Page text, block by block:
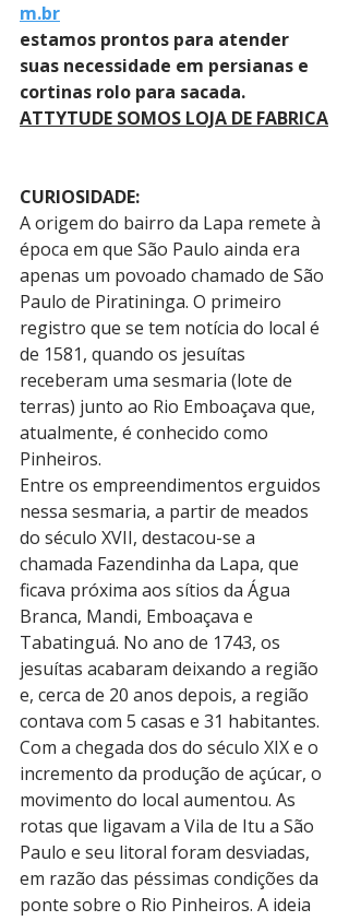
m.br
estamos prontos para atender
suas necessidade em persianas e
cortinas rolo para sacada.
ATTYTUDE SOMOS LOJA DE FABRICA
CURIOSIDADE:
A origem do bairro da Lapa remete à
época em que São Paulo ainda era
apenas um povoado chamado de São
Paulo de Piratininga. O primeiro
registro que se tem notícia do local é
de 1581, quando os jesuítas
receberam uma sesmaria (lote de
terras) junto ao Rio Emboaçava que,
atualmente, é conhecido como
Pinheiros.
Entre os empreendimentos erguidos
nessa sesmaria, a partir de meados
do século XVII, destacou-se a
chamada Fazendinha da Lapa, que
ficava próxima aos sítios da Água
Branca, Mandi, Emboaçava e
Tabatinguá. No ano de 1743, os
jesuítas acabaram deixando a região
e, cerca de 20 anos depois, a região
contava com 5 casas e 31 habitantes.
Com a chegada dos do século XIX e o
incremento da produção de açúcar, o
movimento do local aumentou. As
rotas que ligavam a Vila de Itu a São
Paulo e seu litoral foram desviadas,
em razão das péssimas condições da
ponte sobre o Rio Pinheiros. A ideia